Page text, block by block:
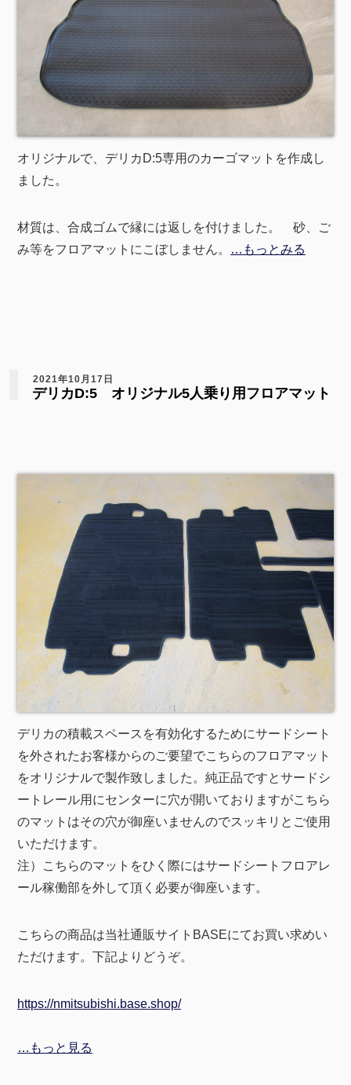
オリジナルで、デリカD:5専用のカーゴマットを作成し
ました。
材質は、合成ゴムで縁には返しを付けました。 砂、ご
み等をフロアマットにこぼしません。
…もっとみる
2021年10月17日
デリカD:5 オリジナル5人乗り用フロアマット
デリカの積載スペースを有効化するためにサードシート
を外されたお客様からのご要望でこちらのフロアマット
をオリジナルで製作致しました。純正品ですとサードシ
ートレール用にセンターに穴が開いておりますがこちら
のマットはその穴が御座いませんのでスッキリとご使用
いただけます。
注）こちらのマットをひく際にはサードシートフロアレ
ール稼働部を外して頂く必要が御座います。
こちらの商品は当社通販サイトBASEにてお買い求めい
ただけます。下記よりどうぞ。
https://nmitsubishi.base.shop/
…もっと見る